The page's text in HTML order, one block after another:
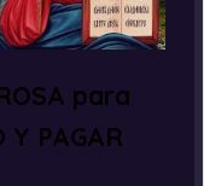
para
Y PAGAR